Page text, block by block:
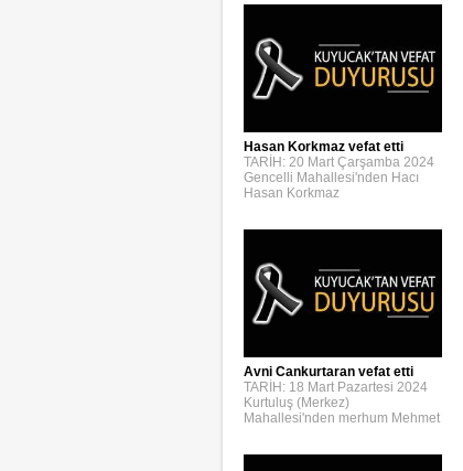
Hasan Korkmaz vefat etti
TARİH: 20 Mart Çarşamba 2024
Gencelli Mahallesi'nden Hacı
Hasan Korkmaz
Avni Cankurtaran vefat etti
TARİH: 18 Mart Pazartesi 2024
Kurtuluş (Merkez)
Mahallesi'nden merhum Mehmet